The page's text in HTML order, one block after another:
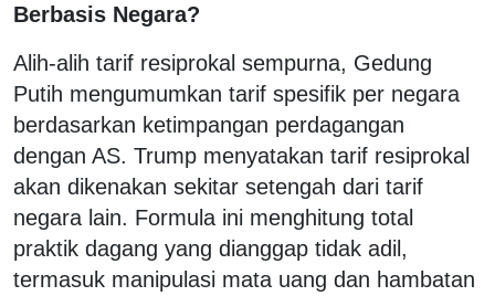
Berbasis Negara?
Alih-alih tarif resiprokal sempurna, Gedung
Putih mengumumkan tarif spesifik per negara
berdasarkan ketimpangan perdagangan
dengan AS. Trump menyatakan tarif resiprokal
akan dikenakan sekitar setengah dari tarif
negara lain. Formula ini menghitung total
praktik dagang yang dianggap tidak adil,
termasuk manipulasi mata uang dan hambatan